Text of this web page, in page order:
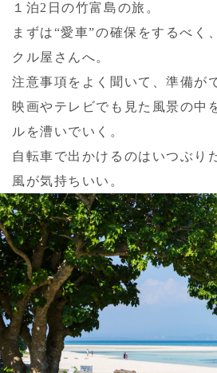
１泊2日の竹富島の旅。
まずは“愛車”の確保をするべく
クル屋さんへ。
注意事項をよく聞いて、準備が
映画やテレビでも見た風景の中
ルを漕いでいく。
自転車で出かけるのはいつぶり
風が気持ちいい。